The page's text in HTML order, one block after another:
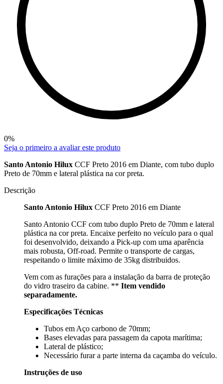
0%
Seja o primeiro a avaliar este produto
Santo Antonio Hilux CCF Preto 2016 em Diante, com tubo duplo
Preto de 70mm e lateral plástica na cor preta.
Descrição
Santo Antonio Hilux CCF Preto 2016 em Diante
Santo Antonio CCF com tubo duplo Preto de 70mm e lateral
plástica na cor preta. Encaixe perfeito no veículo para o qual
foi desenvolvido, deixando a Pick-up com uma aparência
mais robusta, Off-road. Permite o transporte de cargas,
respeitando o limite máximo de 35kg distribuidos.
Vem com as furações para a instalação da barra de proteção
do vidro traseiro da cabine. ** Item vendido
separadamente.
Especificações Técnicas
Tubos em Aço carbono de 70mm;
Bases elevadas para passagem da capota marítima;
Lateral de plástico;
Necessário furar a parte interna da caçamba do veículo.
Instruções de uso